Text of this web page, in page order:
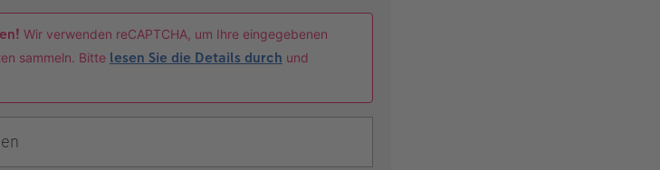
Wir verwenden reCAPTCHA, um Ihre eingegebenen
sammeln. Bitte lesen Sie die Details durch und